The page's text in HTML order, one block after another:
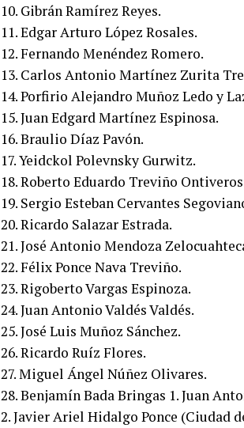
10. Gibrán Ramírez Reyes.
11. Edgar Arturo López Rosales.
12. Fernando Menéndez Romero.
13. Carlos Antonio Martínez Zurita
14. Porfirio Alejandro Muñoz Ledo y
15. Juan Edgard Martínez Espinosa.
16. Braulio Díaz Pavón.
17. Yeidckol Polevnsky Gurwitz.
18. Roberto Eduardo Treviño
19. Sergio Esteban Cervantes
20. Ricardo Salazar Estrada.
21. José Antonio Mendoza
22. Félix Ponce Nava Treviño.
23. Rigoberto Vargas Espinoza.
24. Juan Antonio Valdés Valdés.
25. José Luis Muñoz Sánchez.
26. Ricardo Ruíz Flores.
27. Miguel Ángel Núñez Olivares.
28. Benjamín Bada Bringas 1. Juan
2. Javier Ariel Hidalgo Ponce (Ciudad